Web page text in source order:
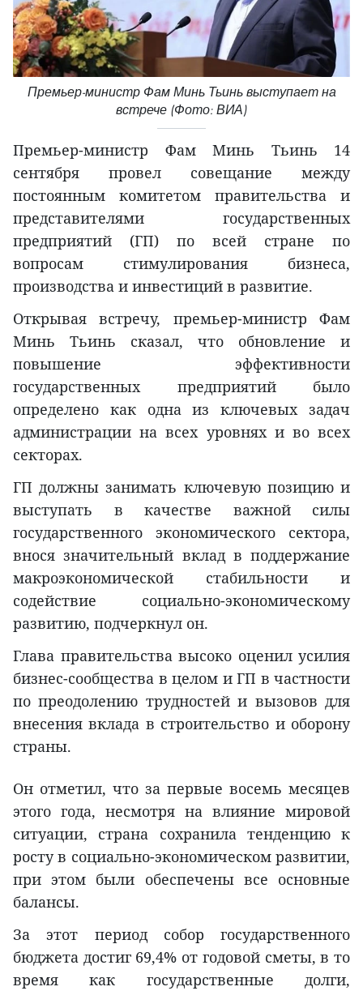
Премьер-министр Фам Минь Тьинь выступает на
встрече (Фото: ВИА)
Премьер-министр Фам Минь Тьинь 14
сентября провел совещание между
постоянным комитетом правительства и
представителями государственных
предприятий (ГП) по всей стране по
вопросам стимулирования бизнеса,
производства и инвестиций в развитие.
Открывая встречу, премьер-министр Фам
Минь Тьинь сказал, что обновление и
повышение эффективности
государственных предприятий было
определено как одна из ключевых задач
администрации на всех уровнях и во всех
секторах.
ГП должны занимать ключевую позицию и
выступать в качестве важной силы
государственного экономического сектора,
внося значительный вклад в поддержание
макроэкономической стабильности и
содействие социально-экономическому
развитию, подчеркнул он.
Глава правительства высоко оценил усилия
бизнес-сообщества в целом и ГП в частности
по преодолению трудностей и вызовов для
внесения вклада в строительство и оборону
страны.
Он отметил, что за первые восемь месяцев
этого года, несмотря на влияние мировой
ситуации, страна сохранила тенденцию к
росту в социально-экономическом развитии,
при этом были обеспечены все основные
балансы.
За этот период собор государственного
бюджета достиг 69,4% от годовой сметы, в то
время как государственные долги,